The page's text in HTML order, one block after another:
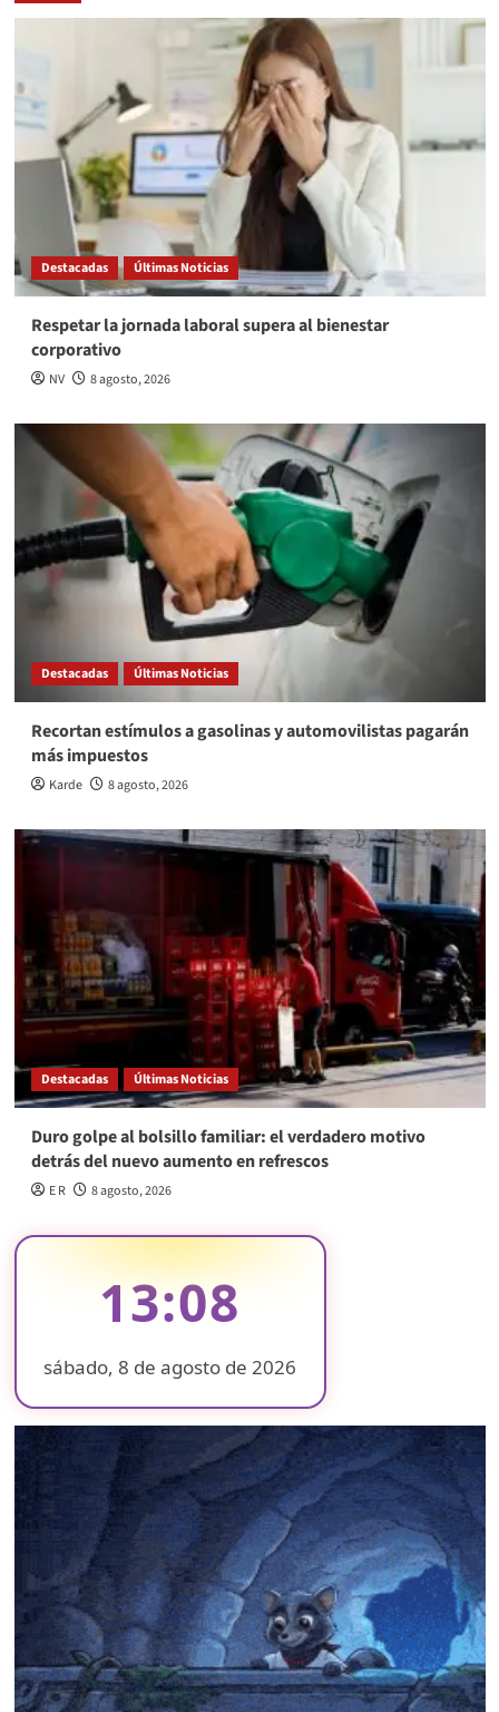
Destacadas Últimas Noticias
Respetar la jornada laboral supera al bienestar
corporativo
NV 8 agosto, 2026
Destacadas Últimas Noticias
Recortan estímulos a gasolinas y automovilistas pagarán
más impuestos
Karde 8 agosto, 2026
Destacadas Últimas Noticias
Duro golpe al bolsillo familiar: el verdadero motivo
detrás del nuevo aumento en refrescos
E R 8 agosto, 2026
13:08
sábado, 8 de agosto de 2026
❄
❄
❄
❄
❄
❄